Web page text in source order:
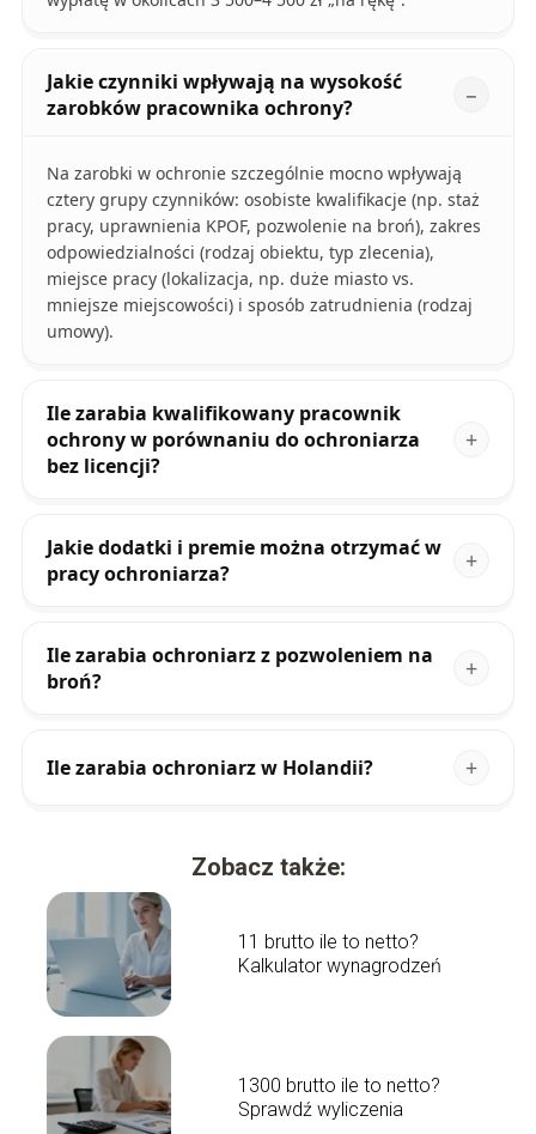
Jakie czynniki wpływają na wysokość
zarobków pracownika ochrony?
Na zarobki w ochronie szczególnie mocno wpływają
cztery grupy czynników: osobiste kwalifikacje (np. staż
pracy, uprawnienia KPOF, pozwolenie na broń), zakres
odpowiedzialności (rodzaj obiektu, typ zlecenia),
miejsce pracy (lokalizacja, np. duże miasto vs.
mniejsze miejscowości) i sposób zatrudnienia (rodzaj
umowy).
Ile zarabia kwalifikowany pracownik
ochrony w porównaniu do ochroniarza
bez licencji?
Jakie dodatki i premie można otrzymać w
pracy ochroniarza?
Ile zarabia ochroniarz z pozwoleniem na
broń?
Ile zarabia ochroniarz w Holandii?
Zobacz także:
11 brutto ile to netto?
Kalkulator wynagrodzeń
1300 brutto ile to netto?
Sprawdź wyliczenia